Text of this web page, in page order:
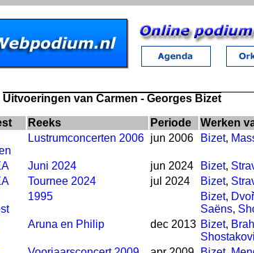
Uitvoeringen van Carmen - Georges Bizet
Reeks Periode Werken
Lustrumconcerten 2006 jun 2006 Bizet,
Juni 2024 jun 2024 Bizet,
Tournee 2024 jul 2024 Bizet,
1995 Bizet,
Saëns,
Aruna en Philip dec 2013 Bizet,